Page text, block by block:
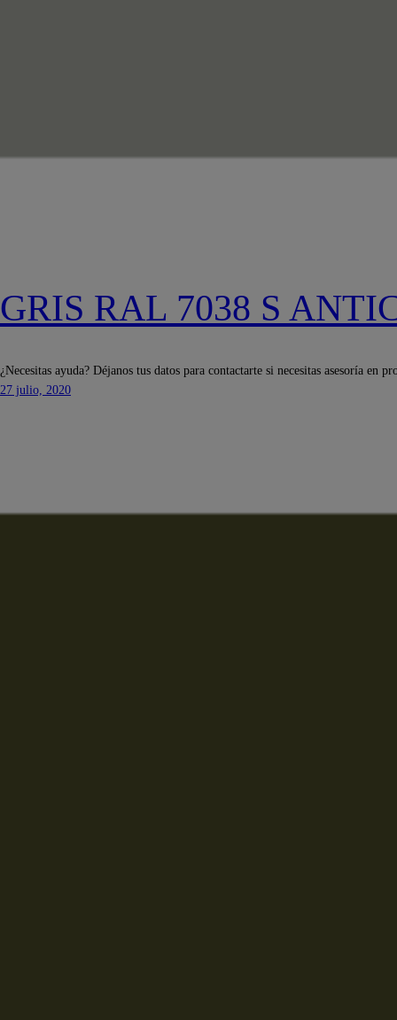
GRIS RAL 7038 S
¿Necesitas ayuda? Déjanos tus datos para contactarte si necesitas asesoría en
27 julio, 2020